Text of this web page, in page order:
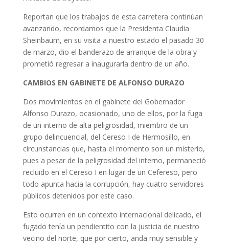
Reportan que los trabajos de esta carretera continúan
avanzando, recordamos que la Presidenta Claudia
Sheinbaum, en su visita a nuestro estado el pasado 30
de marzo, dio el banderazo de arranque de la obra y
prometió regresar a inaugurarla dentro de un año.
CAMBIOS EN GABINETE DE ALFONSO DURAZO
Dos movimientos en el gabinete del Gobernador
Alfonso Durazo, ocasionado, uno de ellos, por la fuga
de un interno de alta peligrosidad, miembro de un
grupo delincuencial, del Cereso I de Hermosillo, en
circunstancias que, hasta el momento son un misterio,
pues a pesar de la peligrosidad del interno, permaneció
recluido en el Cereso I en lugar de un Cefereso, pero
todo apunta hacia la corrupción, hay cuatro servidores
públicos detenidos por este caso.
Esto ocurren en un contexto internacional delicado, el
fugado tenía un pendientito con la justicia de nuestro
vecino del norte, que por cierto, anda muy sensible y